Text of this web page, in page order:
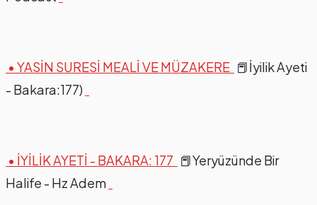
• YASİN SURESİ MEALİ VE MÜZAKERE 📕İyilik Ayeti
- Bakara:177)
• İYİLİK AYETİ - BAKARA: 177 📕Yeryüzünde Bir
Halife - Hz Adem